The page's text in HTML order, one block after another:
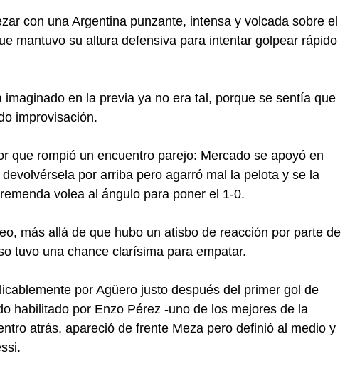
con una Argentina punzante, intensa y volcada sobre el
mantuvo su altura defensiva para intentar golpear rápido
en la previa ya no era tal, porque se sentía que
improvisación.
que rompió un encuentro parejo: Mercado se apoyó en
por arriba pero agarró mal la pelota y se la
volea al ángulo para poner el 1-0.
más allá de que hubo un atisbo de reacción por parte de
tuvo una chance clarísima para empatar.
por Agüero justo después del primer gol de
habilitado por Enzo Pérez -uno de los mejores de la
atrás, apareció de frente Meza pero definió al medio y